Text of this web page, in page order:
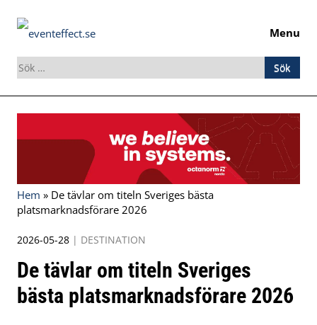
Menu
Sök
efter:
Hem » De tävlar om titeln Sveriges bästa
platsmarknadsförare 2026
2026-05-28 | DESTINATION
De tävlar om titeln Sveriges
bästa platsmarknadsförare 2026